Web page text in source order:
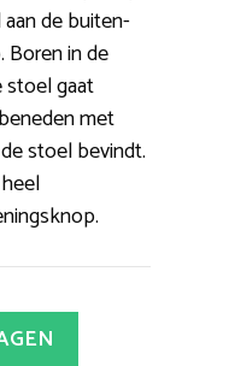
de buiten-
Boren in de
stoel gaat
met
stoel bevindt.